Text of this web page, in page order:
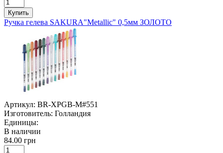
Купить
Ручка гелева SAKURA"Metallic" 0,5мм ЗОЛОТО
Артикул: BR-XPGB-M#551
Изготовитель: Голландия
Единицы:
В наличии
84.00 грн